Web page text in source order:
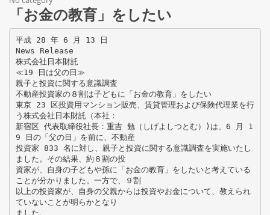
「お金の教育」をしたい
平成 28 年 6 月 13 日
News Release
株式会社日本財託
≪19 日は父の日≫
親子と投資に関する意識調査
不動産投資家の８割は子どもに「お金の教育」をしたい
東京 23 区投資用マンション販売、賃貸管理および保険代理業を行
う株式会社日本財託（本社：
新宿区 代表取締役社長：重吉 勉（しげよしつとむ）)は、6 月 1
9 日の「父の日」を前に、不動産
投資家 833 名に対し、親子と投資に関する意識調査を実施いたし
ました。その結果、約８割の投
資家が、自身の子どもや孫に「お金の教育」をしたいと考えている
ことが分かりました。一方で、９割
以上の投資家が、自身の父親からは投資やお金について、教えられ
ていないことが明らかとなり
ました。